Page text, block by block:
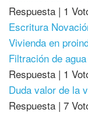
Respuesta | 1
Escritura
Vivienda en
Filtración de
Respuesta | 1
Duda valor de la
Respuesta | 7